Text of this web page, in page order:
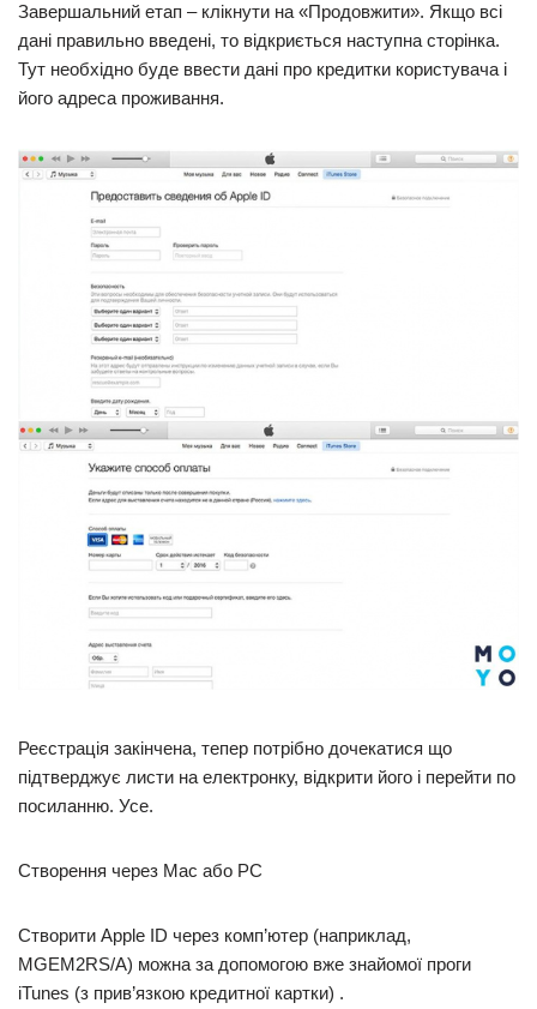
Завершальний етап – клікнути на «Продовжити». Якщо всі
дані правильно введені, то відкриється наступна сторінка.
Тут необхідно буде ввести дані про кредитки користувача і
його адреса проживання.
Реєстрація закінчена, тепер потрібно дочекатися що
підтверджує листи на електронку, відкрити його і перейти по
посиланню. Усе.
Створення через Mac або PC
Створити Apple ID через комп’ютер (наприклад,
MGEM2RS/A) можна за допомогою вже знайомої проги
iTunes (з прив’язкою кредитної картки) .